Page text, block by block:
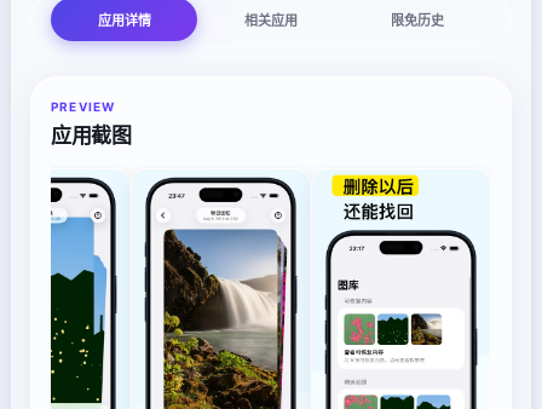
应用详情 相关应用 限免历史
PREVIEW
应用截图